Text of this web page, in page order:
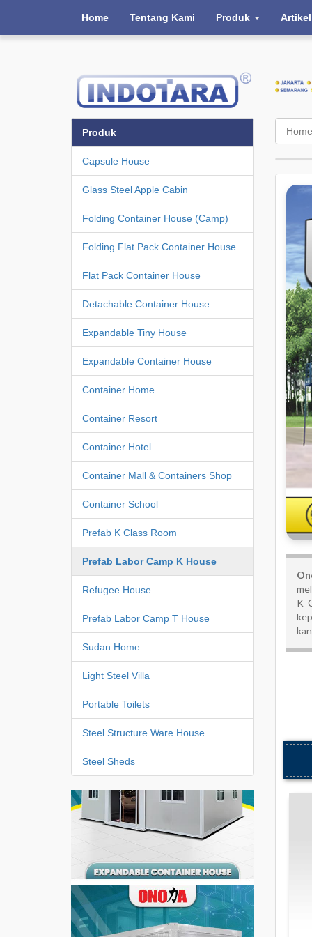
Home Tentang Kami Produk Artikel
Home
K
Produk
Capsule House
Glass Steel Apple Cabin
Folding Container House (Camp)
Folding Flat Pack Container House
Flat Pack Container House
Detachable Container House
Expandable Tiny House
Expandable Container House
Container Home
Container Resort
Container Hotel
Container Mall & Containers Shop
Container School
Prefab K Class Room
Prefab Labor Camp K House
Refugee House
Prefab Labor Camp T House
Sudan Home
Light Steel Villa
Portable Toilets
Steel Structure Ware House
Steel Sheds